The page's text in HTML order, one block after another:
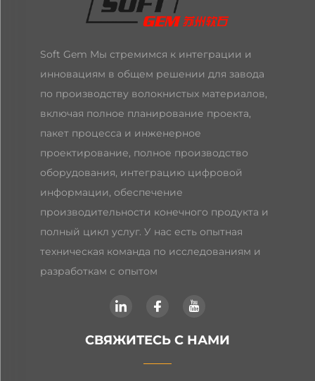
Soft Gem Мы стремимся к интеграции и
инновациям в общем решении для завода
по производству волокнистых материалов,
включая полное планирование проекта,
пакет процесса и инженерное
проектирование, полное производство
оборудования, интеграцию цифровой
информации, обеспечение
производительности конечного продукта и
полный цикл услуг. У нас есть опытная
техническая команда по исследованиям и
разработкам с опытом
СВЯЖИТЕСЬ С НАМИ